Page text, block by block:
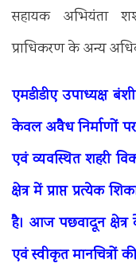
सहायक अभियंता
प्राधिकरण के अन्य
एमडीडीए उपाध्यक्ष
केवल अवैध निर्माणों पर
एवं व्यवस्थित शहरी
क्षेत्र में प्राप्त प्रत्येक
है। आज पछवादून क्षेत्र
एवं स्वीकृत मानचित्रों